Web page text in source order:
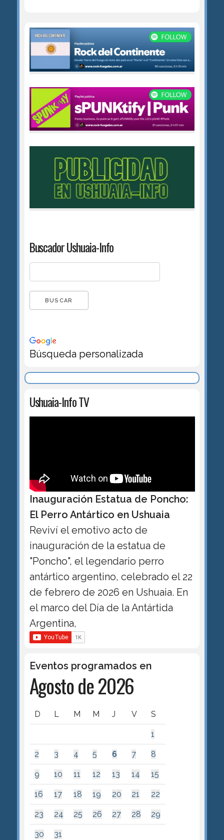
Buscador Ushuaia-Info
Búsqueda personalizada
Ushuaia-Info TV
Inauguración Estatua de Poncho:
El Perro Antártico en Ushuaia
Reviví el emotivo acto de
inauguración de la estatua de
"Poncho", el legendario perro
antártico argentino, celebrado el 22
de febrero de 2026 en Ushuaia. En
el marco del Día de la Antártida
Argentina,
Eventos programados en
Agosto de 2026
D L M M J V S
1
2 3 4 5 6 7 8
9 10 11 12 13 14 15
16 17 18 19 20 21 22
23 24 25 26 27 28 29
30 31